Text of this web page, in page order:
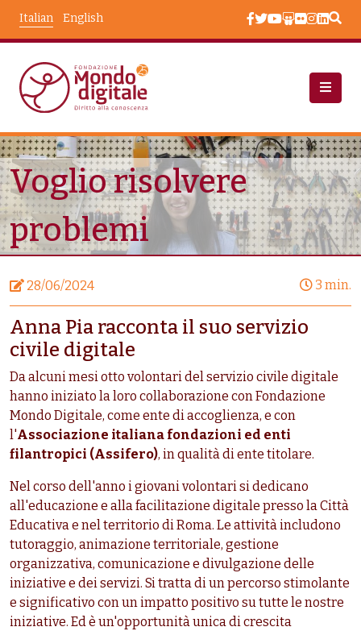
English
Italian
Notizie Voglio Risolvere Problemi
Voglio risolvere
problemi
28/06/2024 3 min.
Anna Pia racconta il suo servizio
civile digitale
Da alcuni mesi otto volontari del servizio civile digitale
hanno iniziato la loro collaborazione con Fondazione
Mondo Digitale, come ente di accoglienza, e con
l'Associazione italiana fondazioni ed enti
filantropici (Assifero), in qualità di ente titolare.
Nel corso dell'anno i giovani volontari si dedicano
all'educazione e alla facilitazione digitale presso la Città
Educativa e nel territorio di Roma. Le attività includono
tutoraggio, animazione territoriale, gestione
organizzativa, comunicazione e divulgazione delle
iniziative e dei servizi. Si tratta di un percorso stimolante
e significativo con un impatto positivo su tutte le nostre
iniziative. Ed è un'opportunità unica di crescita